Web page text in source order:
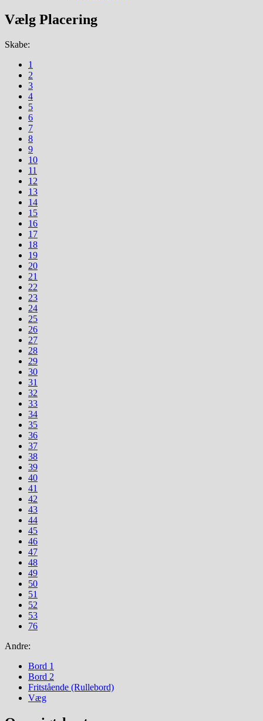
Vælg Placering
Skabe:
1
2
3
4
5
6
7
8
9
10
11
12
13
14
15
16
17
18
19
20
21
22
23
24
25
26
27
28
29
30
31
32
33
34
35
36
37
38
39
40
41
42
43
44
45
46
47
48
49
50
51
52
53
76
Andre:
Bord 1
Bord 2
Fritstående (Rullebord)
Væg